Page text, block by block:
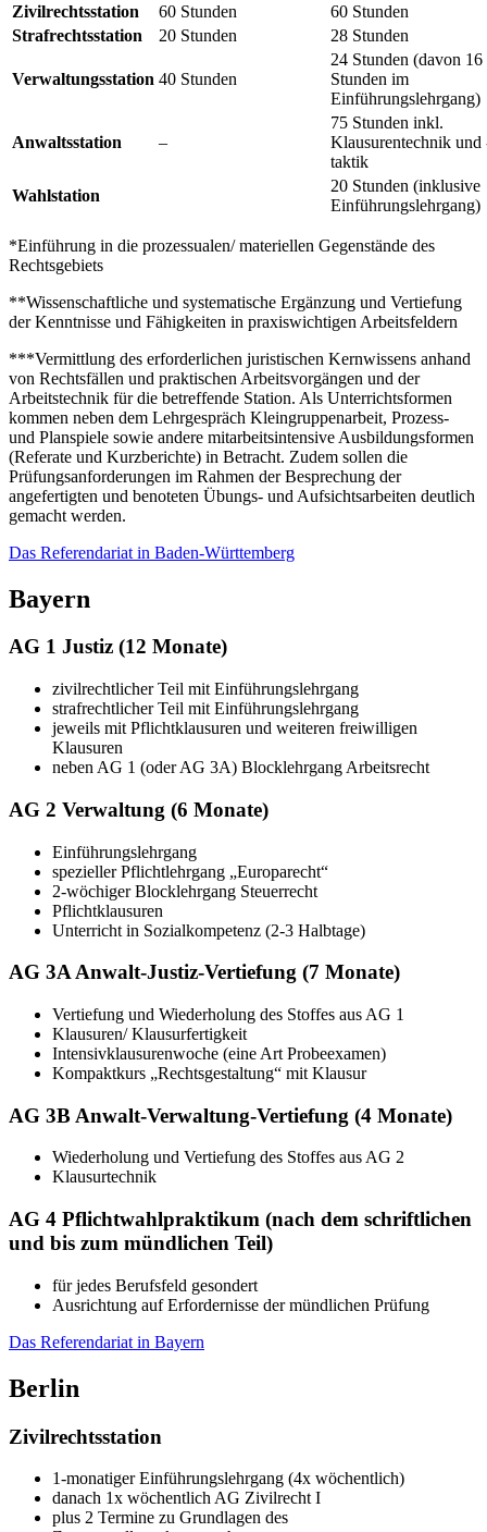
Zivilrechtsstation
60 Stunden
60 Stunden
Strafrechtsstation
20 Stunden 28 Stunden
Verwaltungsstation 40 Stunden
24 Stunden (davon 16
Stunden im
Einführungslehrgang)
Anwaltsstation –
75 Stunden inkl.
Klausurentechnik und
taktik
Wahlstation
20 Stunden (inklusive
Einführungslehrgang)
*Einführung in die prozessualen/ materiellen Gegenstände des
Rechtsgebiets
**Wissenschaftliche und systematische Ergänzung und Vertiefung
der Kenntnisse und Fähigkeiten in praxiswichtigen Arbeitsfeldern
***Vermittlung des erforderlichen juristischen Kernwissens anhand
von Rechtsfällen und praktischen Arbeitsvorgängen und der
Arbeitstechnik für die betreffende Station. Als Unterrichtsformen
kommen neben dem Lehrgespräch Kleingruppenarbeit, Prozess-
und Planspiele sowie andere mitarbeitsintensive Ausbildungsformen
(Referate und Kurzberichte) in Betracht. Zudem sollen die
Prüfungsanforderungen im Rahmen der Besprechung der
angefertigten und benoteten Übungs- und Aufsichtsarbeiten deutlich
gemacht werden.
Das Referendariat in Baden-Württemberg
Bayern
AG 1 Justiz (12 Monate)
zivilrechtlicher Teil mit Einführungslehrgang
strafrechtlicher Teil mit Einführungslehrgang
jeweils mit Pflichtklausuren und weiteren freiwilligen
Klausuren
neben AG 1 (oder AG 3A) Blocklehrgang Arbeitsrecht
AG 2 Verwaltung (6 Monate)
Einführungslehrgang
spezieller Pflichtlehrgang „Europarecht“
2-wöchiger Blocklehrgang Steuerrecht
Pflichtklausuren
Unterricht in Sozialkompetenz (2-3 Halbtage)
AG 3A Anwalt-Justiz-Vertiefung (7 Monate)
Vertiefung und Wiederholung des Stoffes aus AG 1
Klausuren/ Klausurfertigkeit
Intensivklausurenwoche (eine Art Probeexamen)
Kompaktkurs „Rechtsgestaltung“ mit Klausur
AG 3B Anwalt-Verwaltung-Vertiefung (4 Monate)
Wiederholung und Vertiefung des Stoffes aus AG 2
Klausurtechnik
AG 4 Pflichtwahlpraktikum (nach dem schriftlichen
und bis zum mündlichen Teil)
für jedes Berufsfeld gesondert
Ausrichtung auf Erfordernisse der mündlichen Prüfung
Das Referendariat in Bayern
Berlin
Zivilrechtsstation
1-monatiger Einführungslehrgang (4x wöchentlich)
danach 1x wöchentlich AG Zivilrecht I
plus 2 Termine zu Grundlagen des